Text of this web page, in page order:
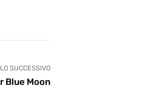
SUCCESSIVO
Blue Moon